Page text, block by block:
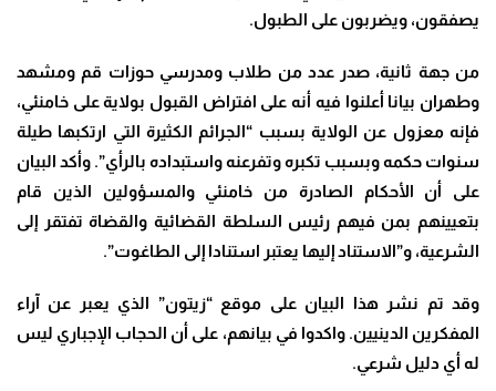
يصفقون، ويضربون على الطبول.
من جهة ثانية، صدر عدد من طلاب ومدرسي حوزات قم ومشهد
وطهران بيانا أعلنوا فيه أنه على افتراض القبول بولاية على خامنئي،
فإنه معزول عن الولاية بسبب “الجرائم الكثيرة التي ارتكبها طيلة
سنوات حكمه وبسبب تكبره وتفرعنه واستبداده بالرأي”. وأكد البيان
على أن الأحكام الصادرة من خامنئي والمسؤولين الذين قام
بتعيينهم بمن فيهم رئيس السلطة القضائية والقضاة تفتقر إلى
الشرعية، و”الاستناد إليها يعتبر استنادا إلى الطاغوت”.
وقد تم نشر هذا البيان على موقع “زيتون” الذي يعبر عن آراء
المفكرين الدينيين. واكدوا في بيانهم، على أن الحجاب الإجباري ليس
له أي دليل شرعي.